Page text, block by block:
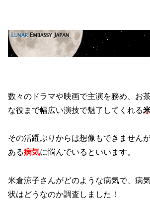
数々のドラマや映画で主演を務め、お
な役まで幅広い演技で魅了してくれる
その活躍ぶりからは想像もできません
ある病気に悩んでいるといいます。
米倉涼子さんがどのような病気で、病
状はどうなのか調査しました！